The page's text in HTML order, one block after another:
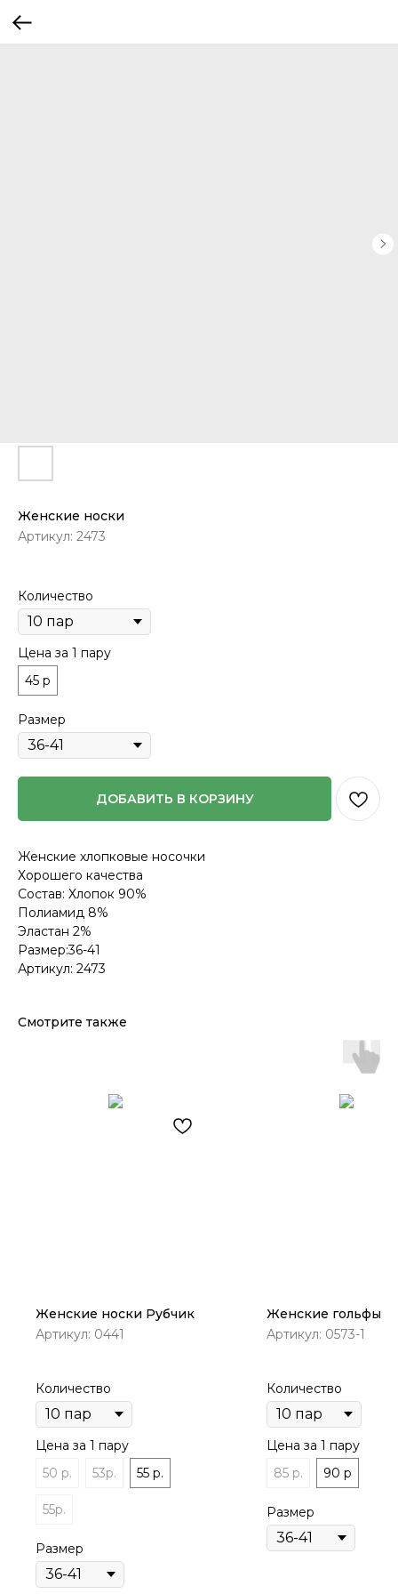
Женские носки
Артикул: 2473
Количество
Цена за 1 пару
45 р
Размер
ДОБАВИТЬ В КОРЗИНУ
Женские хлопковые носочки
Хорошего качества
Состав: Хлопок 90%
Полиамид 8%
Эластан 2%
Размер:36-41
Артикул: 2473
Смотрите также
Женские носки Рубчик
Артикул: 0441
Количество
Цена за 1 пару
50 р.
53р. 55 р.
55р.
Размер
Женские гольфы
Артикул: 0573-1
Количество
Цена за 1 пару
85 р.
90 р
Размер